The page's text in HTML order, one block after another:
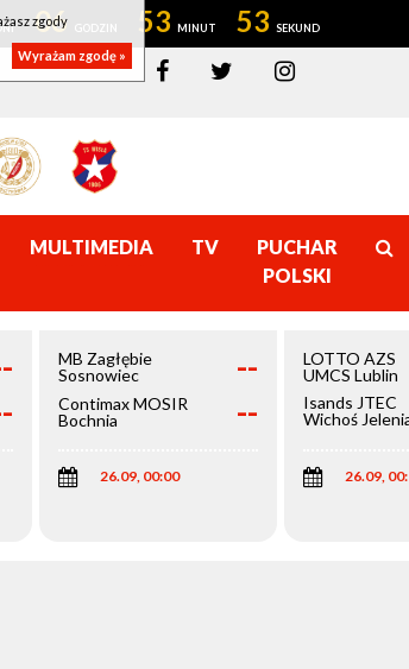
06 53 53
MULTIMEDIA TV
PUCHAR
POLSKI
MB Zagłębie
Sosnowiec
--
Contimax MOSIR
Bochnia
--
26.09, 00:00
LOTTO AZS
UMCS Lublin
Isands JTEC
Wichoś
26.09,
zgody
Wyrażam zgodę »